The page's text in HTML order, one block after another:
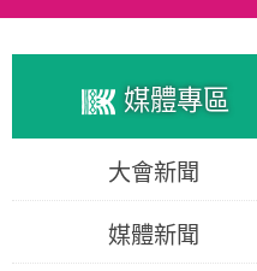
媒體專區
大會新聞
媒體新聞